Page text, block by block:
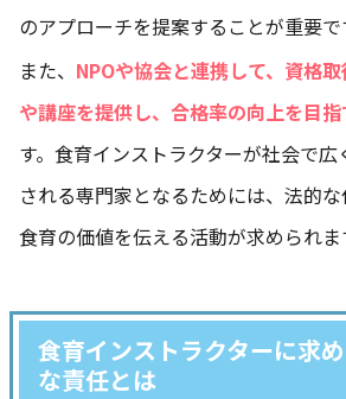
のアプローチを提案することが重要で
また、 NPOや協会と連携して、資格
や講座を提供し、合格率の向上を目
す。食育インストラクターが社会で広
される専門家となるためには、法的な
食育の価値を伝える活動が求められま
食育インストラクターに求
な責任とは